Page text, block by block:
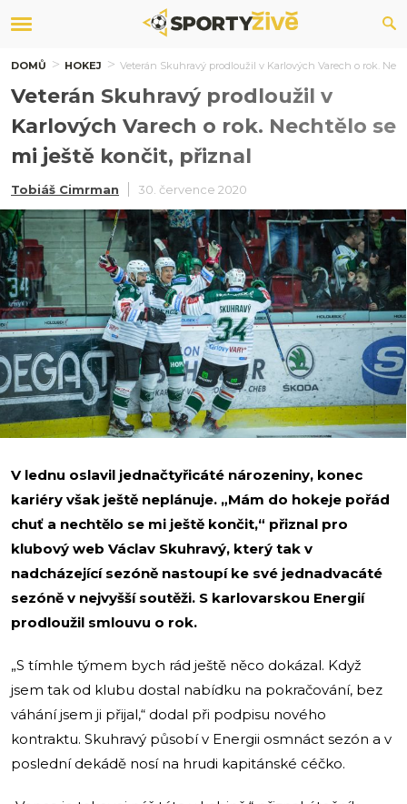
DOMŮ HOKEJ Veterán Skuhravý prodloužil v Karlových Varech o rok.
Veterán Skuhravý prodloužil v
Karlových Varech o rok. Nechtělo se
mi ještě končit, přiznal
Tobiáš Cimrman 30. července 2020
V lednu oslavil jednačtyřicáté nározeniny, konec
kariéry však ještě neplánuje. „Mám do hokeje pořád
chuť a nechtělo se mi ještě končit,“ přiznal pro
klubový web Václav Skuhravý, který tak v
nadcházející sezóně nastoupí ke své jednadvacáté
sezóně v nejvyšší soutěži. S karlovarskou Energií
prodloužil smlouvu o rok.
„S tímhle týmem bych rád ještě něco dokázal. Když
jsem tak od klubu dostal nabídku na pokračování, bez
váhání jsem ji přijal,“ dodal při podpisu nového
kontraktu. Skuhravý působí v Energii osmnáct sezón a v
poslední dekádě nosí na hrudi kapitánské céčko.